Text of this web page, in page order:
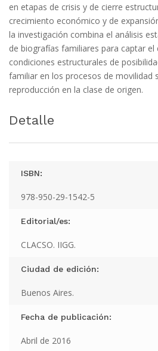
en etapas de crisis y de cierre
crecimiento económico y de
la investigación combina el análisis
de biogra­fías familiares para captar el
condiciones estructurales de
familiar en los procesos de movilidad
reproducción en la clase de origen.
Detalle
ISBN:
978-950-29-1542-5
Editorial/es:
CLACSO. IIGG.
Ciudad de edición:
Buenos Aires.
Fecha de publicación:
Abril de 2016